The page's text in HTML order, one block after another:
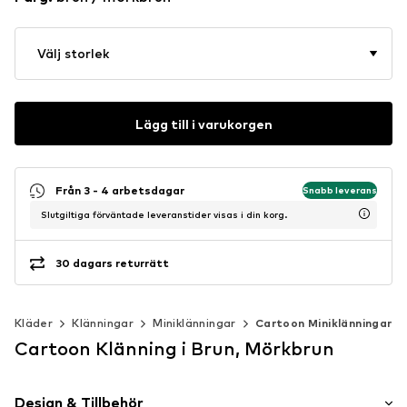
Välj storlek
Lägg till i varukorgen
Från 3 - 4 arbetsdagar Snabb leverans
Slutgiltiga förväntade leveranstider visas i din korg.
30 dagars returrätt
Kläder Klänningar Miniklänningar Cartoon Miniklänningar
Cartoon Klänning i Brun, Mörkbrun
Design & Tillbehör